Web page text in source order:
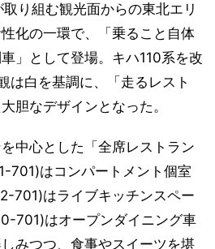
り組む観光面からの東北エリ
化の一環で、「乗ること自体
」として登場。キハ110系を改
は白を基調に、「走るレスト
胆なデザインとなった。
中心とした「全席レストラン
701)はコンパートメント個室
701)はライブキッチンスペー
701)はオープンダイニング車
みつつ、食事やスイーツを堪